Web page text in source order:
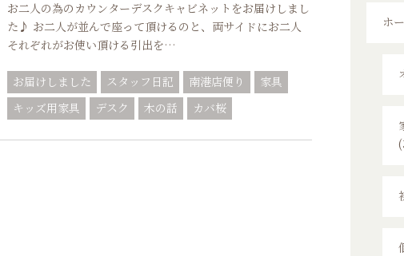
お二人の為のカウンターデスクキャビネットをお届けしまし
た♪ お二人が並んで座って頂けるのと、両サイドにお二人
それぞれがお使い頂ける引出を…
お届けしました スタッフ日記 南港店便り
家具
キッズ用家具
デスク 木の話 カバ桜
ホ